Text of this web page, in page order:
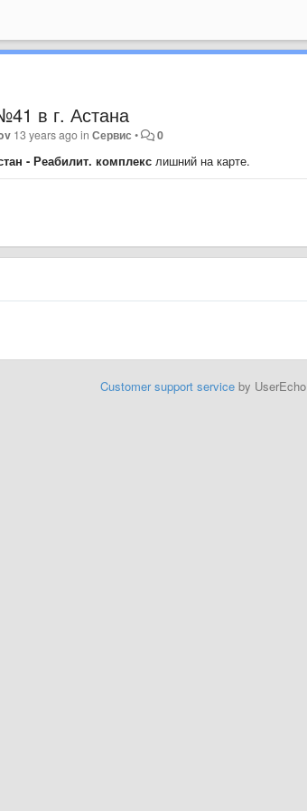
в г. Астана
13 years agoinСервис • 0
- Реабилит. комплекс лишний на карте.
Customer support serviceby UserEcho